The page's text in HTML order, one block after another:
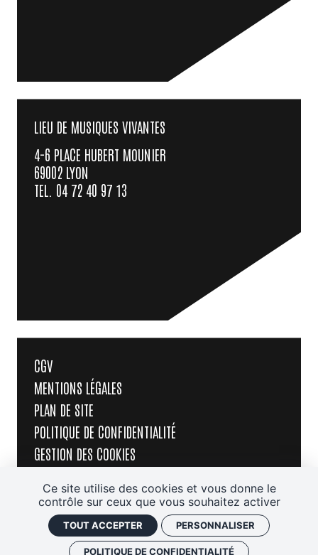
Ce site utilise des cookies et vous donne le
contrôle sur ceux que vous souhaitez activer
TOUT ACCEPTER PERSONNALISER
POLITIQUE DE CONFIDENTIALITÉ
LIEU DE MUSIQUES VIVANTES
4-6 PLACE HUBERT MOUNIER
69002 LYON
TEL. 04 72 40 97 13
CGV
MENTIONS LÉGALES
PLAN DE SITE
POLITIQUE DE CONFIDENTIALITÉ
GESTION DES COOKIES
RETROUVER VOS COMMANDES